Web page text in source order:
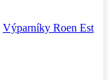
Výparníky Roen Est